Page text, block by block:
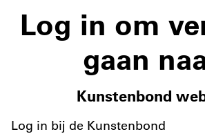
Log in om
gaan
Kunstenbond
Log in bij de Kunstenbond